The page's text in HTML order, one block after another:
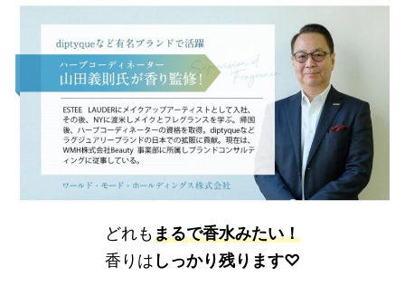
どれもまるで香水みたい！
香りは しっかり残ります♡